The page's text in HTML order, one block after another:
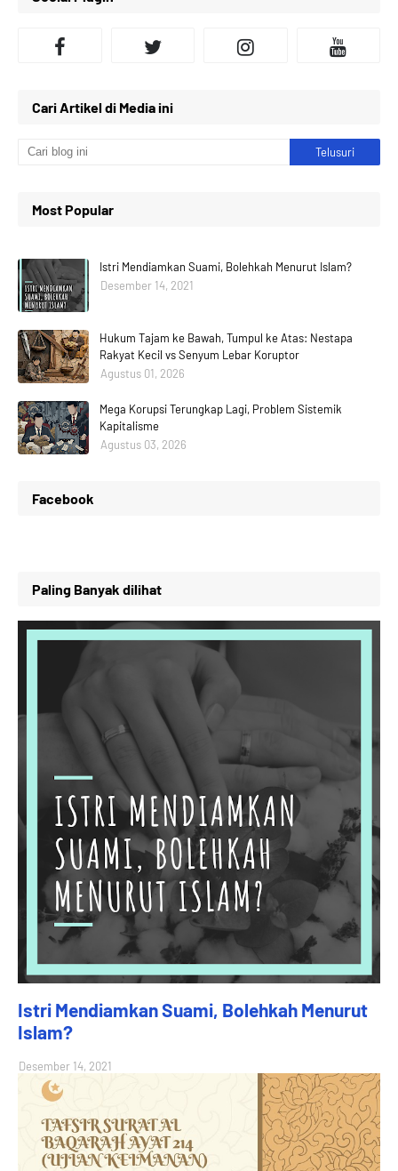
Cari Artikel di Media ini
Most Popular
Istri Mendiamkan Suami, Bolehkah Menurut Islam?
Desember 14, 2021
Hukum Tajam ke Bawah, Tumpul ke Atas: Nestapa
Rakyat Kecil vs Senyum Lebar Koruptor
Agustus 01, 2026
Mega Korupsi Terungkap Lagi, Problem Sistemik
Kapitalisme
Agustus 03, 2026
Facebook
Paling Banyak dilihat
Istri Mendiamkan Suami, Bolehkah Menurut
Islam?
Desember 14, 2021